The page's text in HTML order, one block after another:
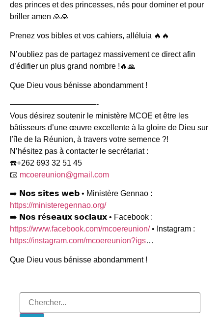
des princes et des princesses, nés pour dominer et pour
briller amen 🙏🙏
Prenez vos bibles et vos cahiers, alléluia 🔥🔥
N’oubliez pas de partagez massivement ce direct afin
d’édifier un plus grand nombre !🔥🙏
Que Dieu vous bénisse abondamment !
———————————-
Vous désirez soutenir le ministère MCOE et être les
bâtisseurs d’une œuvre excellente à la gloire de Dieu sur
l’île de la Réunion, à travers votre semence ?!
N’hésitez pas à contacter le secrétariat :
☎️+262 693 32 51 45
📧 mcoereunion@gmail.com
➡️ 𝗡𝗼𝘀 𝘀𝗶𝘁𝗲𝘀 𝘄𝗲𝗯 • Ministère Gennao :
https://ministeregennao.org/
➡️ 𝗡𝗼𝘀 𝗿é𝘀𝗲𝗮𝘂𝘅 𝘀𝗼𝗰𝗶𝗮𝘂𝘅 • Facebook :
https://www.facebook.com/mcoereunion/• Instagram :
https://instagram.com/mcoereunion?igs…
Que Dieu vous bénisse abondamment !